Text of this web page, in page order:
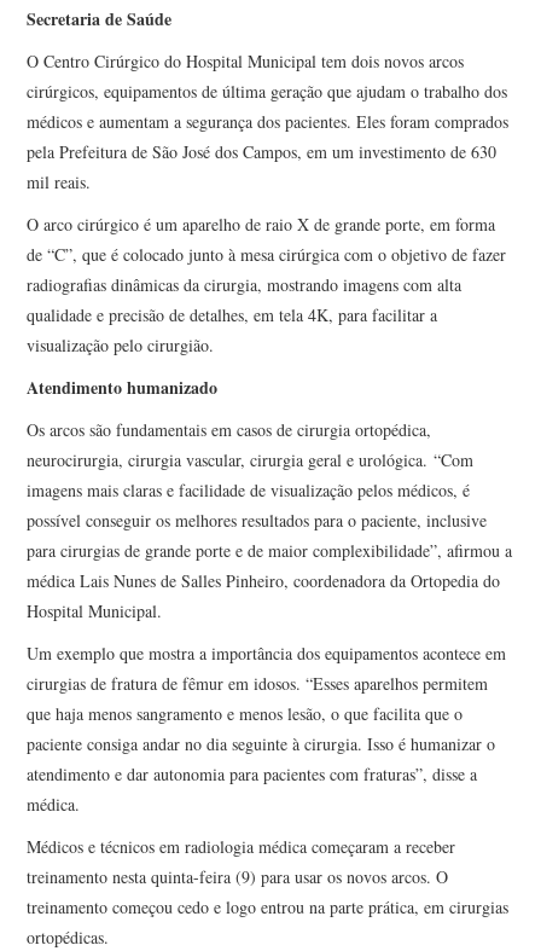
Secretaria de Saúde
O Centro Cirúrgico do Hospital Municipal tem dois novos arcos
cirúrgicos, equipamentos de última geração que ajudam o trabalho dos
médicos e aumentam a segurança dos pacientes. Eles foram comprados
pela Prefeitura de São José dos Campos, em um investimento de 630
mil reais.
O arco cirúrgico é um aparelho de raio X de grande porte, em forma
de “C”, que é colocado junto à mesa cirúrgica com o objetivo de fazer
radiografias dinâmicas da cirurgia, mostrando imagens com alta
qualidade e precisão de detalhes, em tela 4K, para facilitar a
visualização pelo cirurgião.
Atendimento humanizado
Os arcos são fundamentais em casos de cirurgia ortopédica,
neurocirurgia, cirurgia vascular, cirurgia geral e urológica.“Com
imagens mais claras e facilidade de visualização pelos médicos, é
possível conseguir os melhores resultados para o paciente, inclusive
para cirurgias de grande porte e de maior complexibilidade”, afirmou a
médica Lais Nunes de Salles Pinheiro, coordenadora da Ortopedia do
Hospital Municipal.
Um exemplo que mostra a importância dos equipamentos acontece em
cirurgias de fratura de fêmur em idosos. “Esses aparelhos permitem
que haja menos sangramento e menos lesão, o que facilita que o
paciente consiga andar no dia seguinte à cirurgia. Isso é humanizar o
atendimento e dar autonomia para pacientes com fraturas”, disse a
médica.
Médicos e técnicos em radiologia médica começaram a receber
treinamento nesta quinta-feira (9) para usar os novos arcos. O
treinamento começou cedo e logo entrou na parte prática, em cirurgias
ortopédicas.